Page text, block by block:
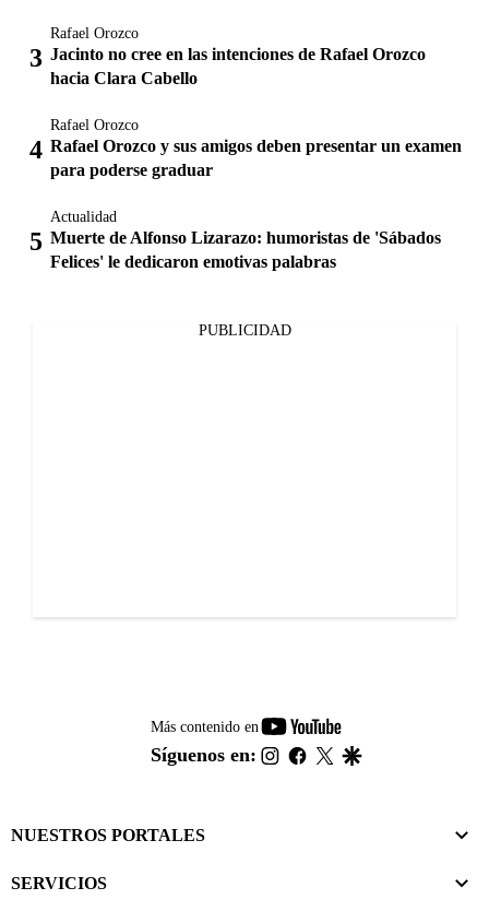
Rafael Orozco
Jacinto no cree en las intenciones de Rafael Orozco
hacia Clara Cabello
Rafael Orozco
Rafael Orozco y sus amigos deben presentar un examen
para poderse graduar
Actualidad
Muerte de Alfonso Lizarazo: humoristas de 'Sábados
Felices' le dedicaron emotivas palabras
PUBLICIDAD
Más contenido en
youtube-
footer
Síguenos en: instagram
facebook
twitter
NUESTROS PORTALES
SERVICIOS